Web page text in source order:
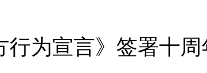
行为宣言》签署十